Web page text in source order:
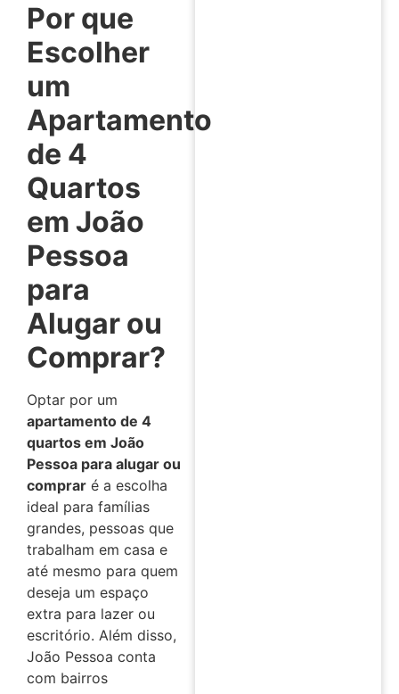
Por que
Escolher
um
Apartamento
de 4
Quartos
em João
Pessoa
para
Alugar ou
Comprar?
Optar por um
apartamento de 4
quartos em João
Pessoa para alugar ou
comprar é a escolha
ideal para famílias
grandes, pessoas que
trabalham em casa e
até mesmo para quem
deseja um espaço
extra para lazer ou
escritório. Além disso,
João Pessoa conta
com bairros